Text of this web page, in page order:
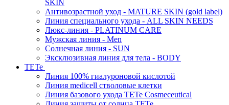
SKIN
Антивозрастной уход - MATURE SKIN (gold label)
Линия специального ухода - ALL SKIN NEEDS
Люкс-линия - PLATINUM CARE
Мужская линия - Men
Солнечная линия - SUN
Эксклюзивная линия для тела - BODY
TETe
Линия 100% гиалуроновой кислотой
Линия medicell стволовые клетки
Линия базового ухода TETe Cosmeceutical